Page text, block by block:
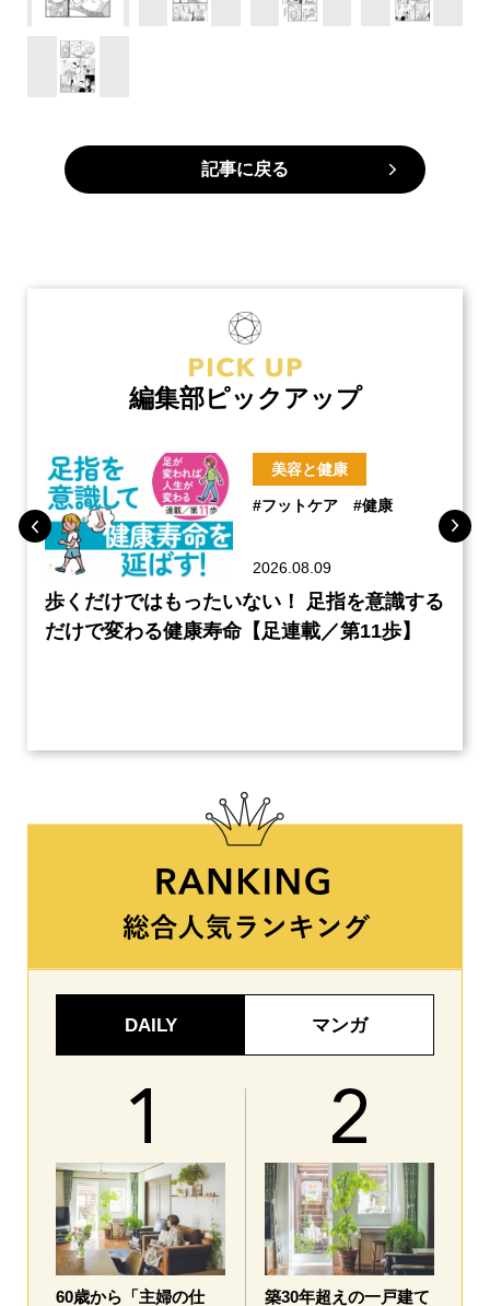
記事に戻る
編集部ピックアップ
美容と健康
#フットケア #健康
2026.08.09
歩くだけではもったいない！ 足指を意識する
だけで変わる健康寿命【足連載／第11歩】
DAILY マンガ
60歳から「主婦の仕 築30年超えの一戸建て